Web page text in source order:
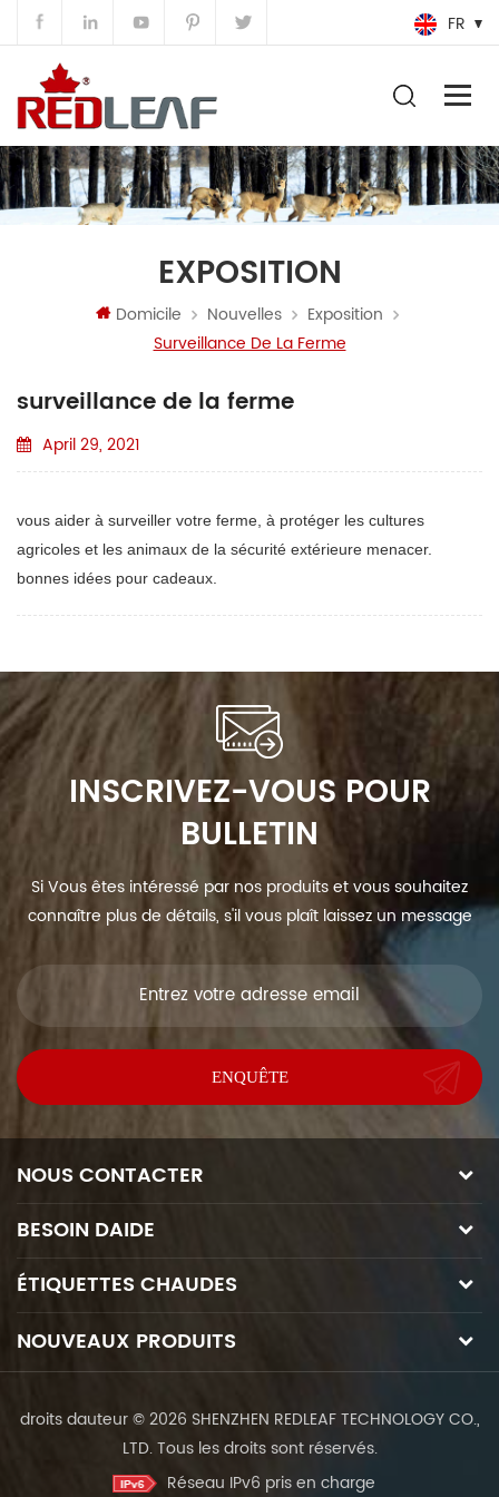
FR
EXPOSITION
Domicile Nouvelles
Exposition
Surveillance De La Ferme
surveillance de la ferme
April 29, 2021
vous aider à surveiller votre ferme, à protéger les cultures
agricoles et les animaux de la sécurité extérieure menacer.
bonnes idées pour cadeaux.
INSCRIVEZ-VOUS POUR
BULLETIN
Si Vous êtes intéressé par nos produits et vous souhaitez
connaître plus de détails, s'il vous plaît laissez un message
ici, nous vous répondrons dès que nous Can.
NOUS CONTACTER
BESOIN DAIDE
ÉTIQUETTES CHAUDES
NOUVEAUX PRODUITS
droits dauteur © 2026 SHENZHEN REDLEAF TECHNOLOGY CO.,
LTD. Tous les droits sont réservés.
Réseau IPv6 pris en charge